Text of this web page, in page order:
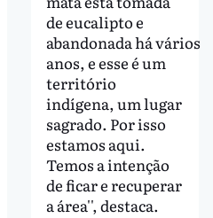
de eucalipto e
abandonada há vários
anos, e esse é um
território
indígena, um lugar
sagrado. Por isso
estamos aqui.
Temos a intenção
de ficar e recuperar
a área'', destaca.